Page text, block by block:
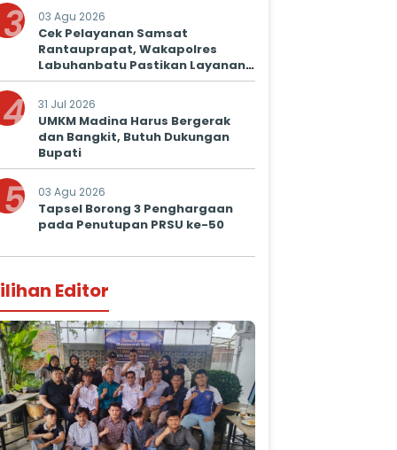
3 03 Agu 2026
Cek Pelayanan Samsat
Rantauprapat, Wakapolres
Labuhanbatu Pastikan Layanan
Prima untuk Masyarakat
4 31 Jul 2026
UMKM Madina Harus Bergerak
dan Bangkit, Butuh Dukungan
Bupati
5 03 Agu 2026
Tapsel Borong 3 Penghargaan
pada Penutupan PRSU ke-50
Editor